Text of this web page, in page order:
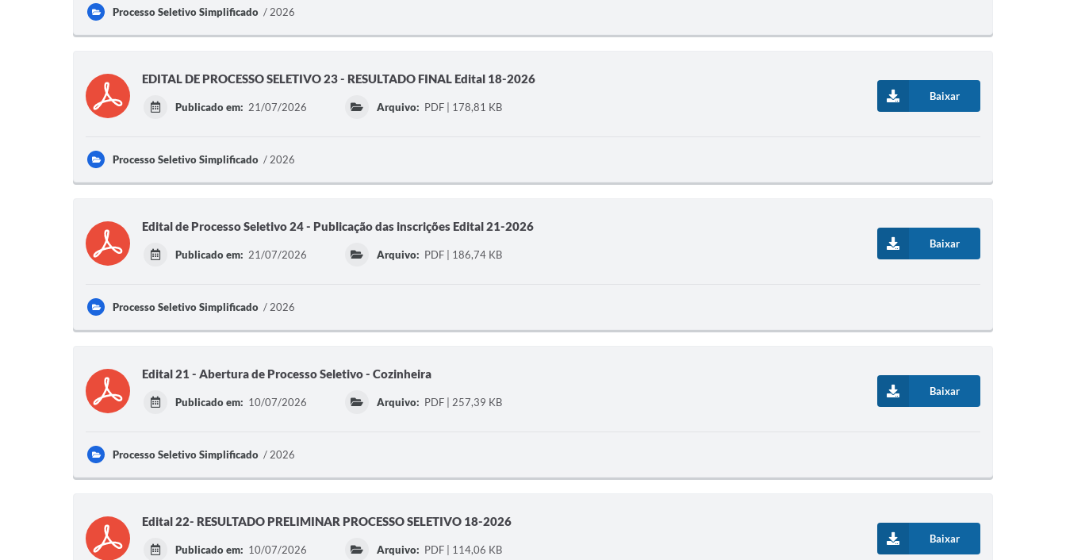
Processo Seletivo Simplificado 2026
EDITAL DE PROCESSO SELETIVO 23 - RESULTADO FINAL Edital 18-2026
Publicado em: 21/07/2026 Arquivo: PDF | 178,81 KB
Baixar
Processo Seletivo Simplificado 2026
Edital de Processo Seletivo 24 - Publicação das inscrições Edital 21-2026
Publicado em: 21/07/2026 Arquivo: PDF | 186,74 KB
Baixar
Processo Seletivo Simplificado 2026
Edital 21 - Abertura de Processo Seletivo - Cozinheira
Publicado em: 10/07/2026 Arquivo: PDF | 257,39 KB
Baixar
Processo Seletivo Simplificado 2026
Edital 22- RESULTADO PRELIMINAR PROCESSO SELETIVO 18-2026
Publicado em: 10/07/2026 Arquivo: PDF | 114,06 KB
Baixar